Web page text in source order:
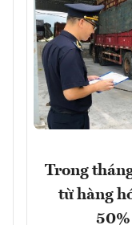
Trong
từ hàng
50%